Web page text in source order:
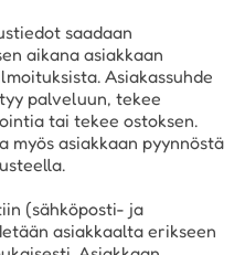
saadaan
aikana asiakkaan
Asiakassuhde
palveluun, tekee
tai tekee ostoksen.
myös asiakkaan pyynnöstä
(sähköposti- ja
asiakkaalta erikseen